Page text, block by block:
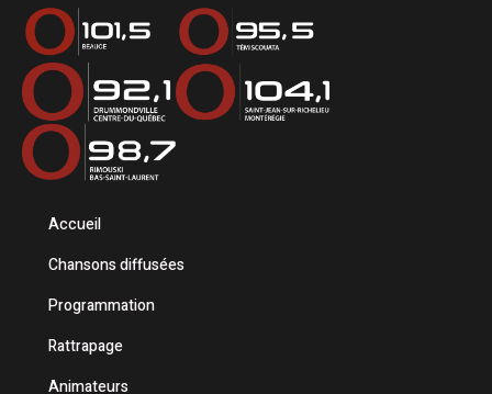
Accueil
Chansons diffusées
Programmation
Rattrapage
Animateurs